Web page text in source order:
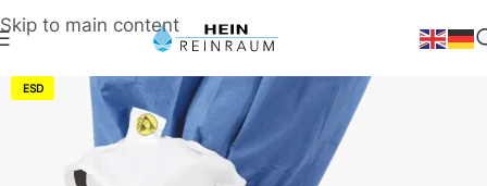
Skip to main content
ESD